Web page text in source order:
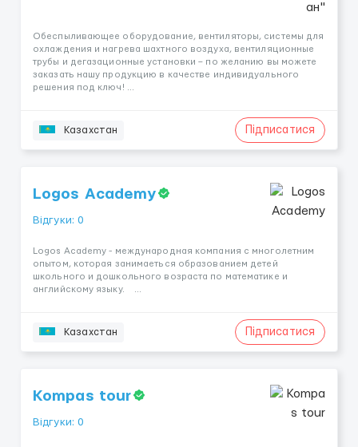
Обеспыливающее оборудование, вентиляторы, системы для
охлаждения и нагрева шахтного воздуха, вентиляционные
трубы и дегазационные установки – по желанию вы можете
заказать нашу продукцию в качестве индивидуального
решения под ключ! ...
Казахстан Підписатися
Logos Academy
Відгуки: 0
Logos Academy - международная компания с многолетним
опытом, которая занимаеться образованием детей
школьного и дошкольного возраста по математике и
английскому языку. ...
Казахстан Підписатися
Kompas tour
Відгуки: 0